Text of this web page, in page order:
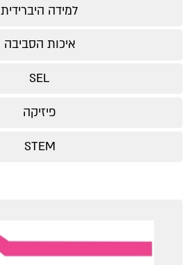
למידה היברידית
איכות הסביבה
SEL
פיזיקה
STEM